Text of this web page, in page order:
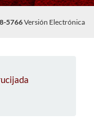
5766Versión Electrónica